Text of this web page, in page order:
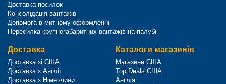
Доставка посилок
Консолідація вантажів
Допомога в митному оформленні
Пересилка крупногабаритних вантажів на палубі
Доставка
Доставка зі США
Доставка з Англії
Доставка з Німеччини
Каталоги магазинів
Магазини США
Top Deals США
Англія